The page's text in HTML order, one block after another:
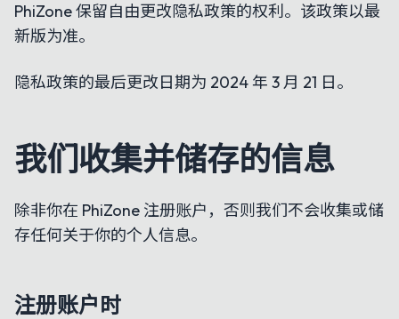
PhiZone 保留自由更改隐私政策的权利。该政策以最
新版为准。
隐私政策的最后更改日期为 2024 年 3 月 21 日。
我们收集并储存的信息
除非你在 PhiZone 注册账户，否则我们不会收集或储
存任何关于你的个人信息。
注册账户时